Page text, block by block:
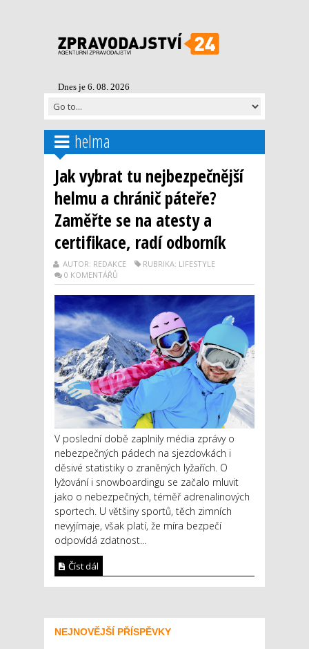
Dnes je 6. 08. 2026
helma
Jak vybrat tu nejbezpečnější
helmu a chránič páteře?
Zaměřte se na atesty a
certifikace, radí odborník
AUTOR: REDAKCE
RUBRIKA: LIFESTYLE
0 KOMENTÁŘŮ
V poslední době zaplnily média zprávy o
nebezpečných pádech na sjezdovkách i
děsivé statistiky o zraněných lyžařích. O
lyžování i snowboardingu se začalo mluvit
jako o nebezpečných, téměř adrenalinových
sportech. U většiny sportů, těch zimních
nevyjímaje, však platí, že míra bezpečí
odpovídá zdatnost...
Číst dál
NEJNOVĚJŠÍ PŘÍSPĚVKY